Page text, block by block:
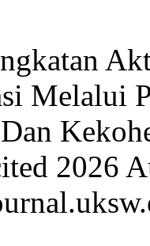
Melalui
2026